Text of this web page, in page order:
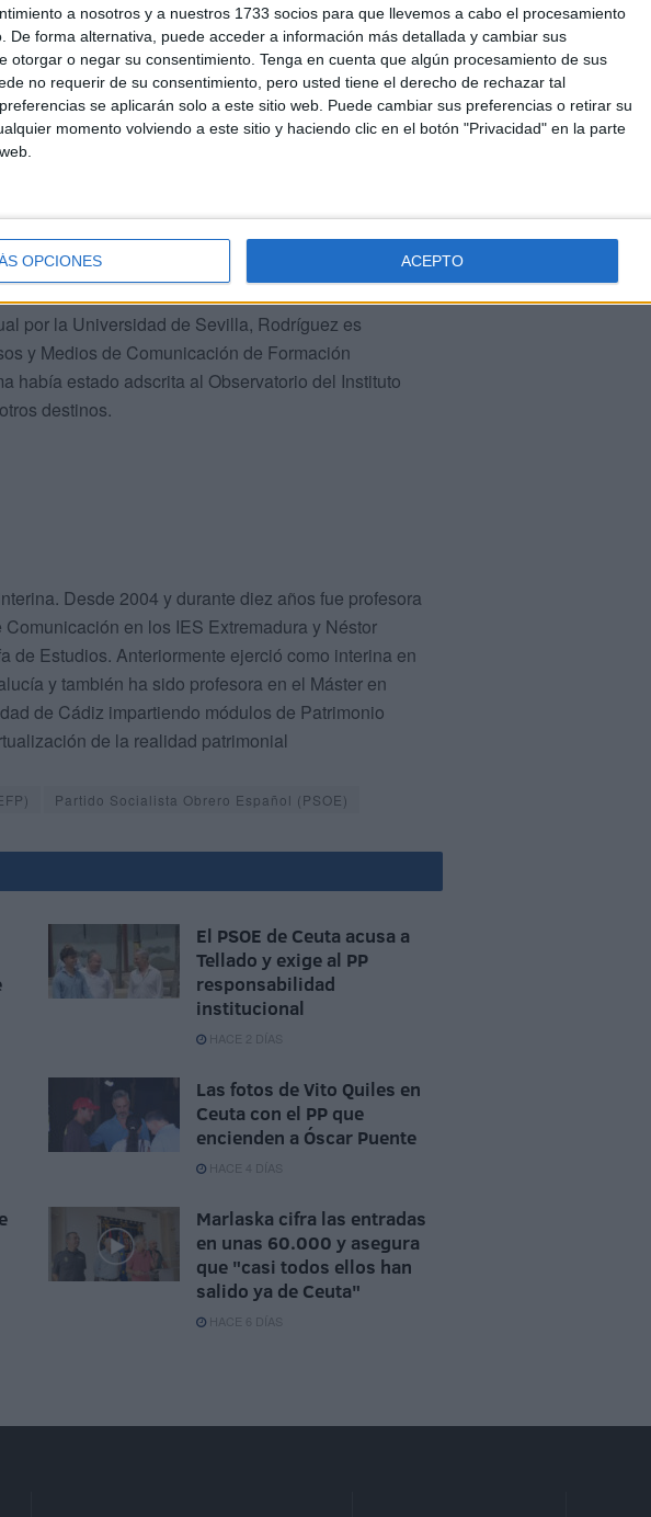
a nosotros y a nuestros 1733 socios para que llevemos a cabo el procesamiento
De forma alternativa, puede acceder a información más detallada y cambiar sus
otorgar o negar su consentimiento. Tenga en cuenta que algún procesamiento de sus
no requerir de su consentimiento, pero usted tiene el derecho de rechazar tal
se aplicarán solo a este sitio web. Puede cambiar sus preferencias o retirar su
momento volviendo a este sitio y haciendo clic en el botón "Privacidad" en la parte
OPCIONES ACEPTO
enero y al día siguiente se incorporó a la docencia
su familia profesional. Al margen de la opción de
decantarse, según fuentes de su entorno, por otras
de Ceuta.
por la Universidad de Sevilla, Rodríguez es
y Medios de Comunicación de Formación
había estado adscrita al Observatorio del Instituto
destinos.
Desde 2004 y durante diez años fue profesora
en los IES Extremadura y Néstor
de Estudios. Anteriormente ejerció como interina en
y también ha sido profesora en el Máster en
de Cádiz impartiendo módulos de Patrimonio
de la realidad patrimonial
Partido Socialista Obrero Español (PSOE)
El PSOE de Ceuta acusa a
Tellado y exige al PP
responsabilidad
institucional
HACE 2 DÍAS
Las fotos de Vito Quiles en
Ceuta con el PP que
encienden a Óscar Puente
HACE 4 DÍAS
Marlaska cifra las entradas
en unas 60.000 y asegura
que "casi todos ellos han
salido ya de Ceuta"
HACE 6 DÍAS